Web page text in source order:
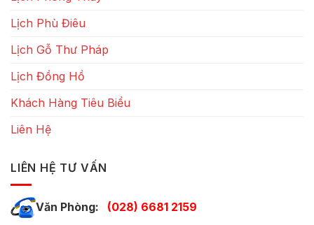
Lịch Phù Điêu
Lịch Gỗ Thư Pháp
Lịch Đồng Hồ
Khách Hàng Tiêu Biểu
Liên Hệ
LIÊN HỆ TƯ VẤN
Văn Phòng: (028) 6681 2159